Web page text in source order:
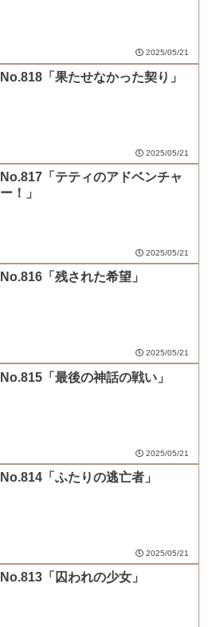
2025/05/21
No.818「果たせなかった契り」
2025/05/21
No.817「テティのアドベンチャ
ー！」
2025/05/21
No.816「残された希望」
2025/05/21
No.815「最後の神話の戦い」
2025/05/21
No.814「ふたりの逃亡者」
2025/05/21
No.813「囚われの少女」